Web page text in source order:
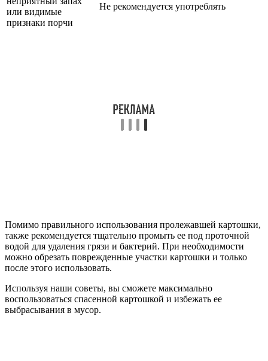
или видимые
признаки порчи
Не рекомендуется употреблять
Помимо правильного использования пролежавшей картошки,
также рекомендуется тщательно промыть ее под проточной
водой для удаления грязи и бактерий. При необходимости
можно обрезать поврежденные участки картошки и только
после этого использовать.
Используя наши советы, вы сможете максимально
воспользоваться спасенной картошкой и избежать ее
выбрасывания в мусор.